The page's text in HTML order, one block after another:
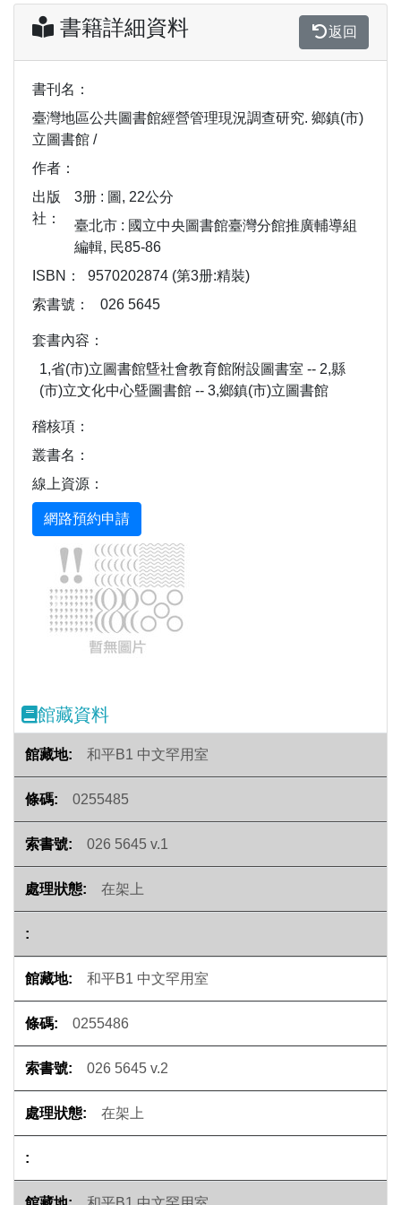
書籍詳細資料 返回
書刊名：
臺灣地區公共圖書館經營管理現況調查研究. 鄉鎮(市)
立圖書館 /
作者：
出版
社：
3册 : 圖, 22公分
臺北市 : 國立中央圖書館臺灣分館推廣輔導組
編輯, 民85-86
ISBN：
9570202874 (第3册:精裝)
索書號：
026 5645
套書內容：
1,省(市)立圖書館曁社會教育館附設圖書室 -- 2,縣
(市)立文化中心曁圖書館 -- 3,鄉鎮(市)立圖書館
稽核項：
叢書名：
線上資源：
Previous
館藏資料
和平B1 中文罕用室
0255485
026 5645 v.1
在架上
和平B1 中文罕用室
0255486
026 5645 v.2
在架上